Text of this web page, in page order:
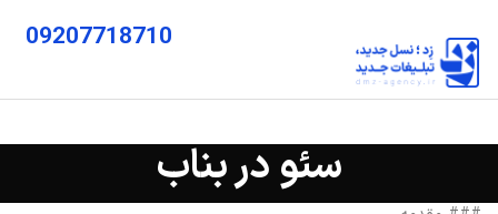
09207718710
سئو در بناب